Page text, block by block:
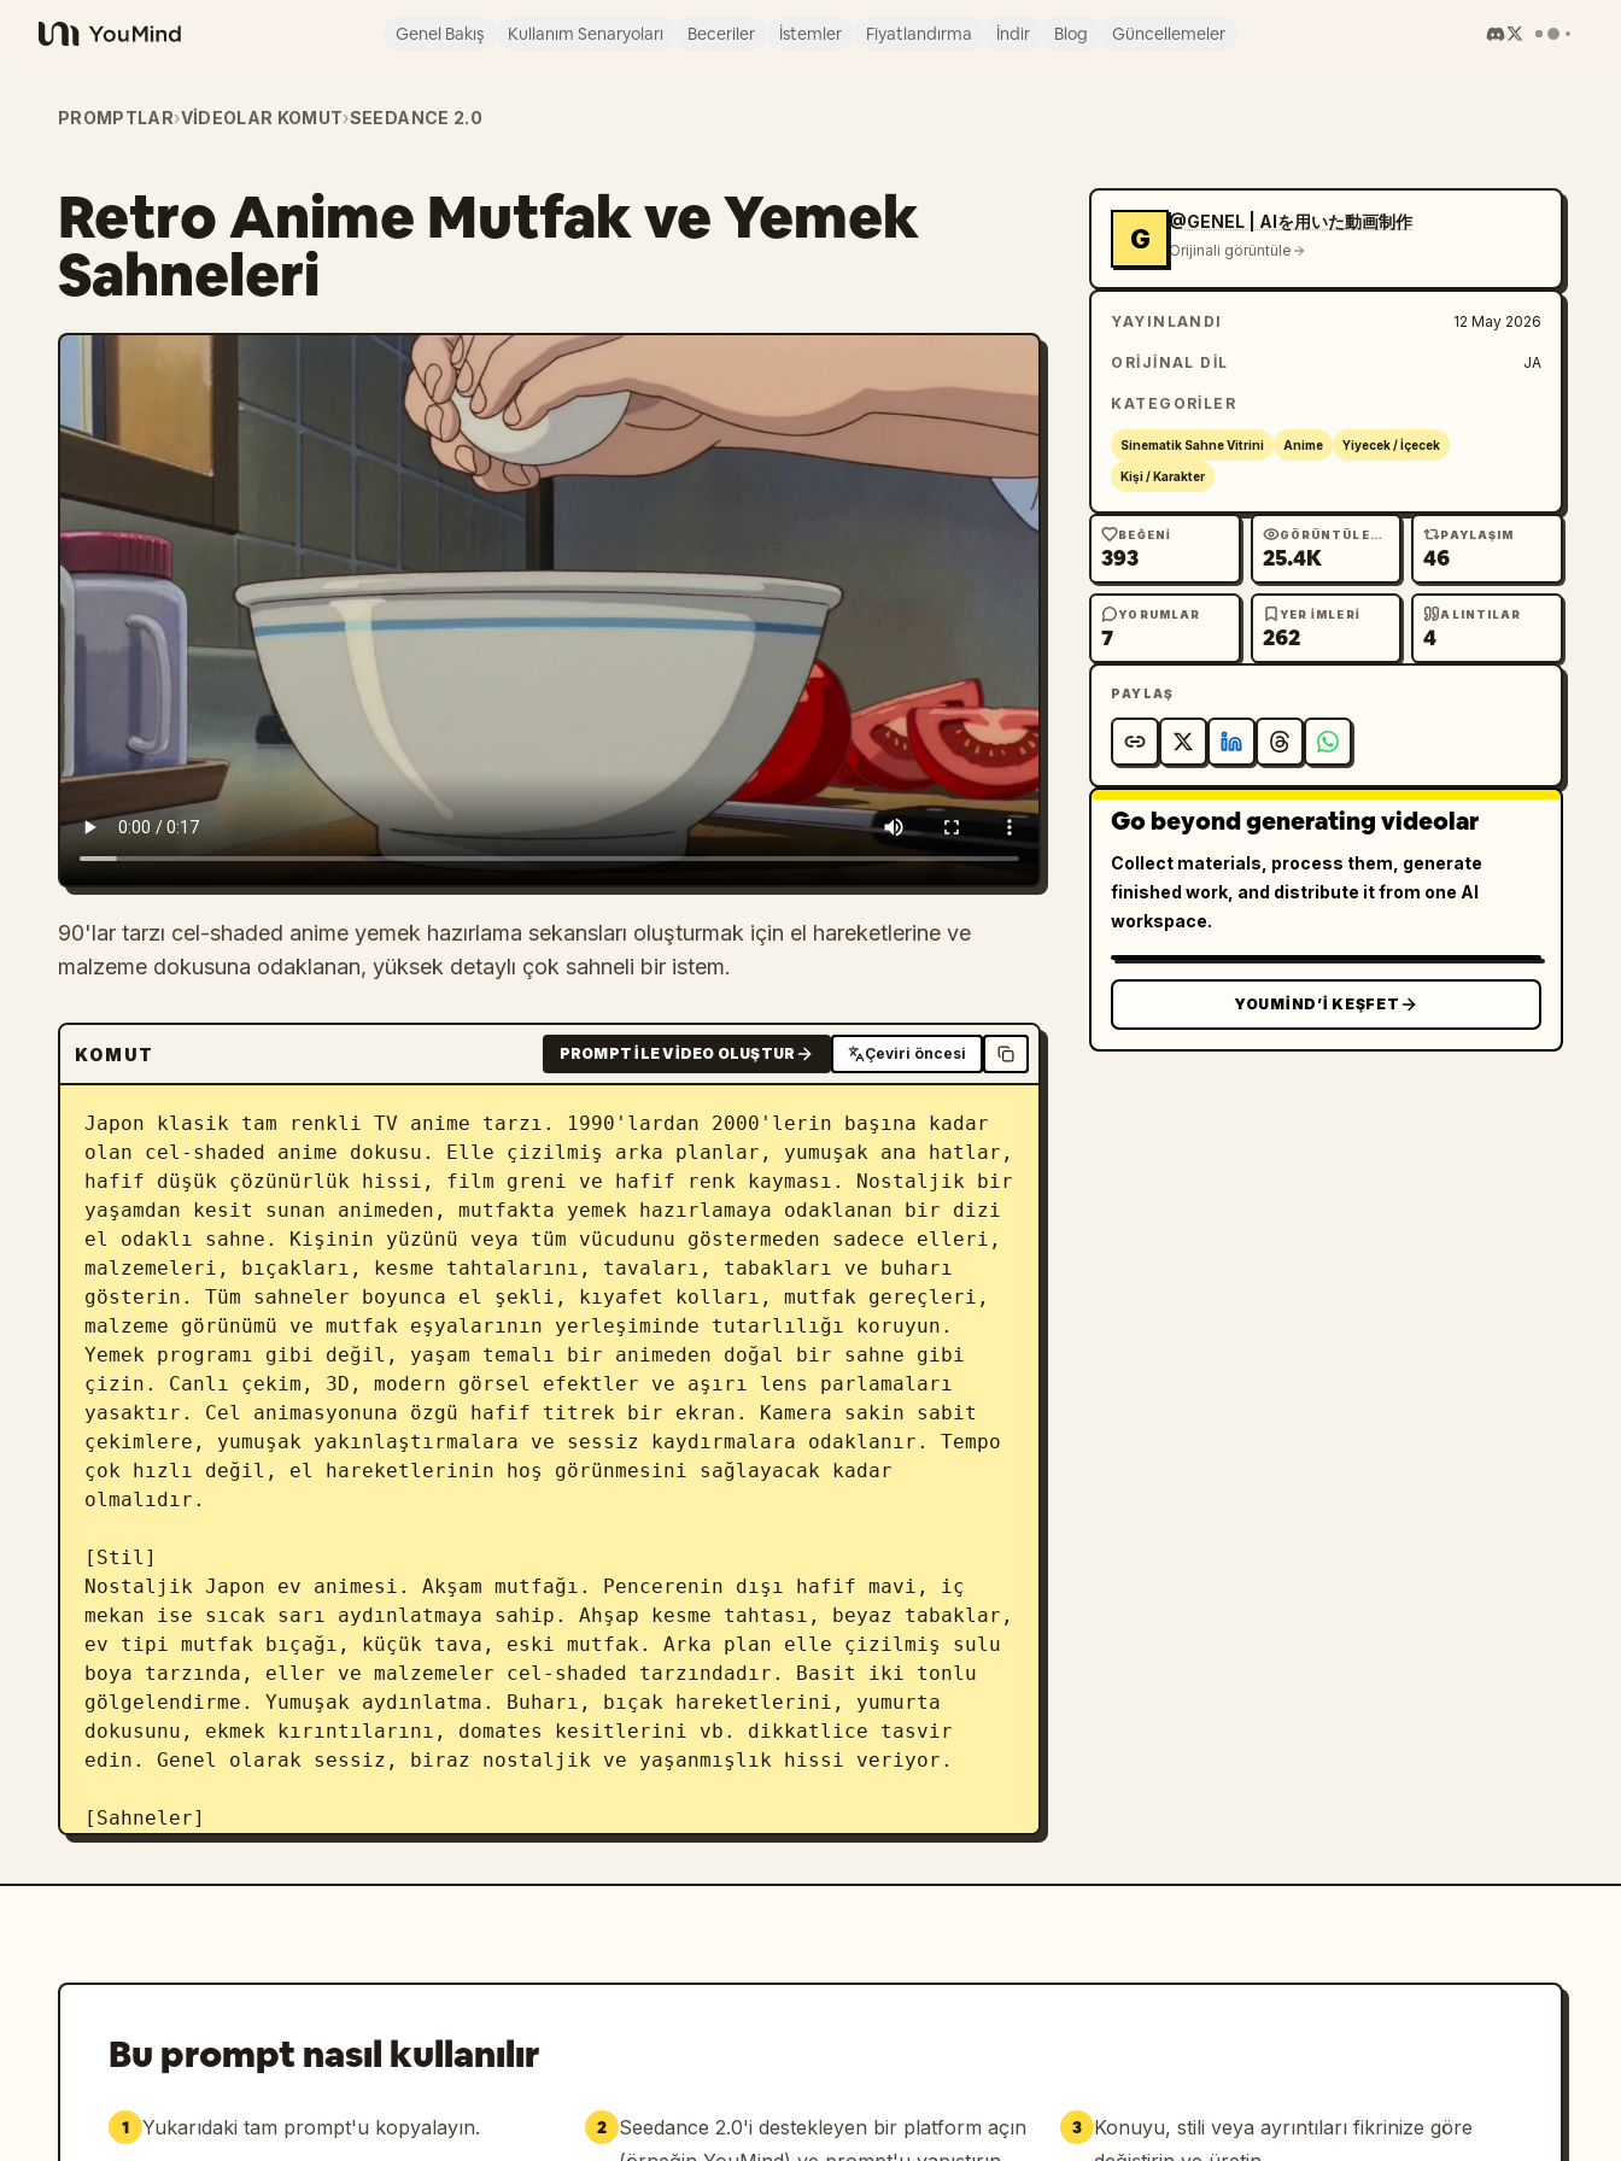
YouMind
Genel Bakış Kullanım Senaryoları Beceriler İstemler Fiyatlandırma İndir Blog Güncellemeler
PROMPTLAR›VIDEOLAR KOMUT›SEEDANCE 2.0
Retro Anime Mutfak ve Yemek
Sahneleri
90'lar tarzı cel-shaded anime yemek hazırlama sekansları oluşturmak için el hareketlerine ve
malzeme dokusuna odaklanan, yüksek detaylı çok sahneli bir istem.
KOMUT PROMPT ILE VIDEO OLUŞTUR Çeviri öncesi
Japon klasik tam renkli TV anime tarzı. 1990'lardan 2000'lerin başına kadar
olan cel-shaded anime dokusu. Elle çizilmiş arka planlar, yumuşak ana hatlar,
hafif düşük çözünürlük hissi, film greni ve hafif renk kayması. Nostaljik bir
yaşamdan kesit sunan animeden, mutfakta yemek hazırlamaya odaklanan bir dizi
el odaklı sahne. Kişinin yüzünü veya tüm vücudunu göstermeden sadece elleri,
malzemeleri, bıçakları, kesme tahtalarını, tavaları, tabakları ve buharı
gösterin. Tüm sahneler boyunca el şekli, kıyafet kolları, mutfak gereçleri,
malzeme görünümü ve mutfak eşyalarının yerleşiminde tutarlılığı koruyun.
Yemek programı gibi değil, yaşam temalı bir animeden doğal bir sahne gibi
çizin. Canlı çekim, 3D, modern görsel efektler ve aşırı lens parlamaları
yasaktır. Cel animasyonuna özgü hafif titrek bir ekran. Kamera sakin sabit
çekimlere, yumuşak yakınlaştırmalara ve sessiz kaydırmalara odaklanır. Tempo
çok hızlı değil, el hareketlerinin hoş görünmesini sağlayacak kadar
olmalıdır.
[Stil]
Nostaljik Japon ev animesi. Akşam mutfağı. Pencerenin dışı hafif mavi, iç
mekan ise sıcak sarı aydınlatmaya sahip. Ahşap kesme tahtası, beyaz tabaklar,
ev tipi mutfak bıçağı, küçük tava, eski mutfak. Arka plan elle çizilmiş sulu
boya tarzında, eller ve malzemeler cel-shaded tarzındadır. Basit iki tonlu
gölgelendirme. Yumuşak aydınlatma. Buharı, bıçak hareketlerini, yumurta
dokusunu, ekmek kırıntılarını, domates kesitlerini vb. dikkatlice tasvir
edin. Genel olarak sessiz, biraz nostaljik ve yaşanmışlık hissi veriyor.
[Sahneler]
Tek bir yemeğin tamamlanmasını göstermek yerine, yemek hazırlığı sırasındaki
Kesme tahtasının tam üzerinden çekim. Sadece eller görünüyor, yavaşça kırmızı
görünüyor, sulu bir kesit ortaya çıkıyor. Dilimlenmiş domatesler kesme
tahtası üzerinde azar azar diziliyor.
[sahne2]
G
@GENEL | AIを用いた動画制作
Orijinali görüntüle
YAYINLANDI 12 May 2026
ORIJINAL DIL JA
KATEGORILER
Sinematik Sahne Vitrini Anime Yiyecek / İçecek
Kişi / Karakter
BEĞENI
393
GÖRÜNTÜLEME
25.4K
PAYLAŞIM
46
YORUMLAR
7
YER IMLERI
262
ALINTILAR
4
PAYLAŞ
Go beyond generating videolar
Collect materials, process them, generate
finished work, and distribute it from one AI
workspace.
YOUMIND’I KEŞFET
Bu prompt nasıl kullanılır
1 Yukarıdaki tam prompt'u kopyalayın. 2 Seedance 2.0'i destekleyen bir platform açın
3
Konuyu, stili veya ayrıntıları fikrinize göre